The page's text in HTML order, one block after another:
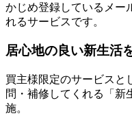
かじめ登録しているメー
れるサービスです。
居心地の良い新生活
買主様限定のサービスと
問・補修してくれる「新
施。